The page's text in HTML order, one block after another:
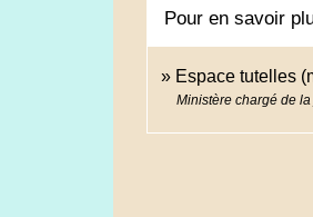
Pour en savoir
Espace tutelles
Ministère chargé de